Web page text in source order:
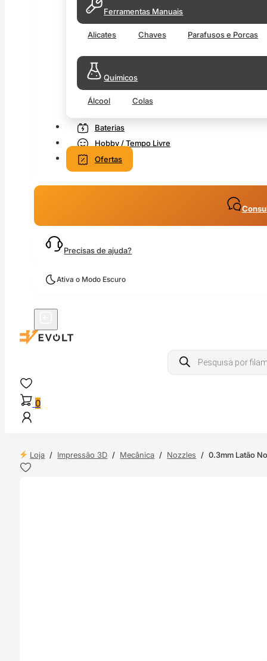
Ferramentas Manuais
Alicates Chaves Parafusos e Porcas
Químicos
Álcool Colas
Baterias
Hobby / Tempo Livre
Ofertas
Precisas de ajuda?
Ativa o Modo Escuro
Products
search
0
Loja / Impressão 3D / Mecânica / Nozzles / 0.3mm Latão